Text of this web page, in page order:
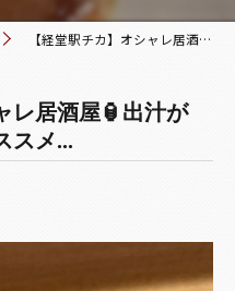
【経堂駅チカ】オシャレ居酒屋🏮出汁が美味しいおでんがオススメ...
レ居酒屋🏮出汁が
スメ...